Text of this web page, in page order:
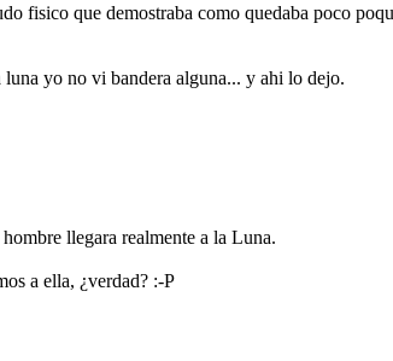
fisico que demostraba como quedaba poco
yo no vi bandera alguna... y ahi lo dejo.
llegara realmente a la Luna.
a ella, ¿verdad? :-P